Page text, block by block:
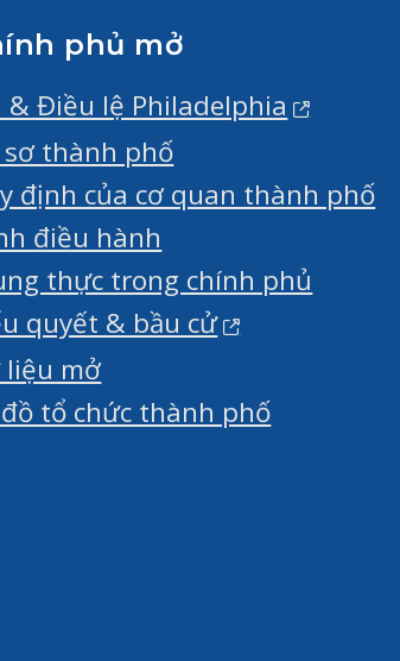
phủ mở
& Điều lệ Philadelphia
sơ thành phố
định của cơ quan thành phố
điều hành
thực trong chính phủ
quyết & bầu cử
liệu mở
tổ chức thành phố